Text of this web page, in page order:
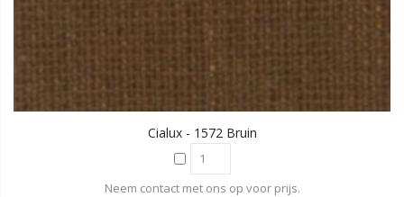
Cialux - 1572 Bruin
Neem contact met ons op voor prijs.